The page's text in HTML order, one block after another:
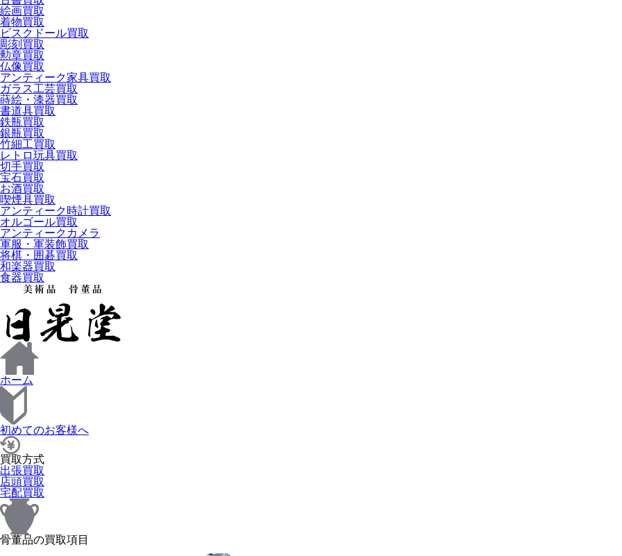
絵画買取
着物買取
ビスクドール買取
彫刻買取
勲章買取
仏像買取
アンティーク家具買取
ガラス工芸買取
蒔絵・漆器買取
書道具買取
鉄瓶買取
銀瓶買取
竹細工買取
レトロ玩具買取
切手買取
宝石買取
お酒買取
喫煙具買取
アンティーク時計買取
オルゴール買取
アンティークカメラ
軍服・軍装飾買取
将棋・囲碁買取
和楽器買取
食器買取
ホーム
初めてのお客様へ
買取方式
出張買取
店頭買取
宅配買取
骨董品の買取項目